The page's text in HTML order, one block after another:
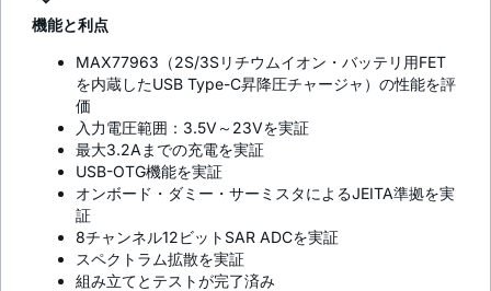
機能と利点
MAX77963（2S/3Sリチウムイオン・バッテリ用FET
を内蔵したUSB Type-C昇降圧チャージャ）の性能を評
価
入力電圧範囲：3.5V～23Vを実証
最大3.2Aまでの充電を実証
USB-OTG機能を実証
オンボード・ダミー・サーミスタによるJEITA準拠を実
証
8チャンネル12ビットSAR ADCを実証
スペクトラム拡散を実証
組み立てとテストが完了済み